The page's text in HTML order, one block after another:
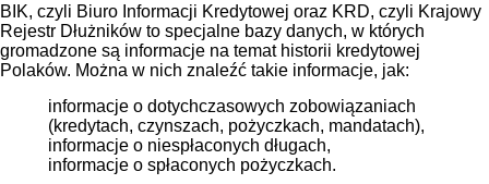
BIK, czyli Biuro Informacji Kredytowej oraz KRD, czyli Krajowy
Rejestr Dłużników to specjalne bazy danych, w których
gromadzone są informacje na temat historii kredytowej
Polaków. Można w nich znaleźć takie informacje, jak:
informacje o dotychczasowych zobowiązaniach
(kredytach, czynszach, pożyczkach, mandatach),
informacje o niespłaconych długach,
informacje o spłaconych pożyczkach.